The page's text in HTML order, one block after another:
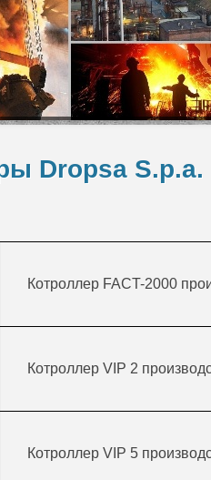
Dropsa S.p.a.
Котроллер FACT-2000
Котроллер VIP 2
Котроллер VIP 5